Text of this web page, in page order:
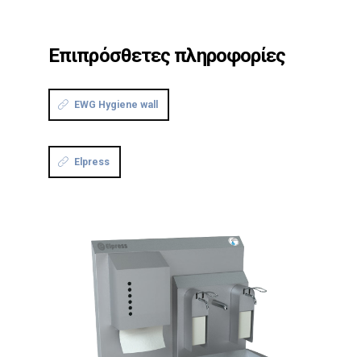
Επιπρόσθετες πληροφορίες
EWG Hygiene wall
Elpress